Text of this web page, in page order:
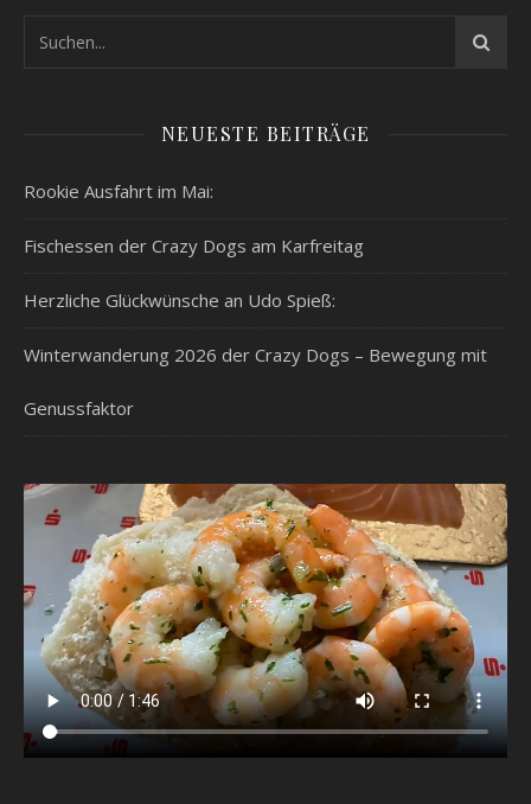
NEUESTE BEITRÄGE
Rookie Ausfahrt im Mai:
Fischessen der Crazy Dogs am Karfreitag
Herzliche Glückwünsche an Udo Spieß:
Winterwanderung 2026 der Crazy Dogs – Bewegung mit
Genussfaktor